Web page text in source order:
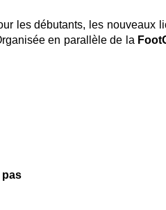
les débutants, les nouveaux
en parallèle de la
pas